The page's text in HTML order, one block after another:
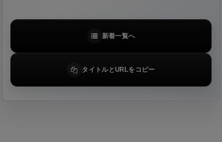
新着一覧へ
タイトルとURLをコピー